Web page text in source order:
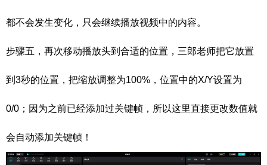
都不会发生变化，只会继续播放视频中的内容。
步骤五，再次移动播放头到合适的位置，三郎老师把它放置
到3秒的位置，把缩放调整为100%，位置中的X/Y设置为
0/0；因为之前已经添加过关键帧，所以这里直接更改数值就
会自动添加关键帧！